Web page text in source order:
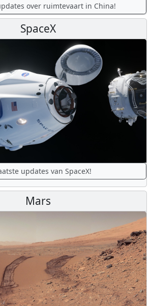
over ruimtevaart in China!
SpaceX
updates van SpaceX!
Mars